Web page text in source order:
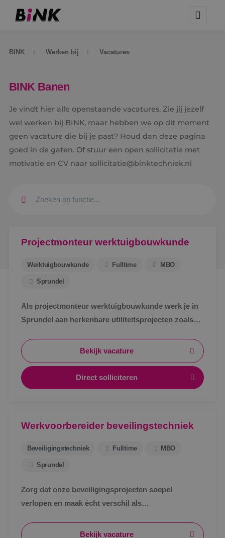
BINK Werken bij Vacatures
BINK Banen
Je vindt hier alle openstaande vacatures. Zie jij jezelf
wel werken bij BINK, maar hebben we op dit moment
geen vacature die bij je past? Houd dan deze pagina
goed in de gaten. Of stuur een open sollicitatie met
motivatie en CV naar sollicitatie@binktechniek.nl
Projectmonteur werktuigbouwkunde
Werktuigbouwkunde Fulltime MBO
Sprundel
Als projectmonteur werktuigbouwkunde werk je in
Sprundel aan herkenbare utiliteitsprojecten zoals
zichtbaar resultaat en korte lijnen.
Bekijk vacature
Direct solliciteren
Werkvoorbereider beveilingstechniek
Beveiligingstechniek Fulltime MBO
Sprundel
Zorg dat onze beveiligingsprojecten soepel
verlopen en maak écht verschil als
Bekijk vacature